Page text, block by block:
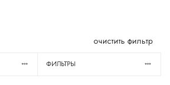
очистить фильтр
ФИЛЬТРЫ